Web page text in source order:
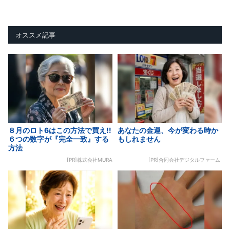
オススメ記事
８月のロト6はこの方法で買え!!
６つの数字が『完全一致』する
方法
[PR]株式会社MURA
あなたの金運、今が変わる時か
もしれません
[PR]合同会社デジタルファーム